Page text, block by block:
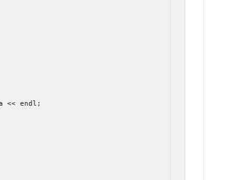
<< endl ;